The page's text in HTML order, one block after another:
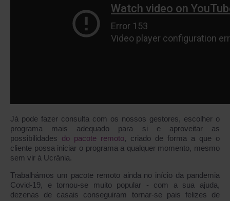
Já pode fazer consulta com os nossos gestores, escolher o
programa mais adequado para si e aproveitar as
possibilidades do pacote remoto, criado de forma a que o
cliente possa iniciar o programa a qualquer momento, mesmo
sem vir à Ucrânia.
Trabalhámos um pacote remoto ainda no início da pandemia
Covid-19, e tornou-se muito popular - com a sua ajuda,
dezenas de casais conseguiram tornar-se pais felizes de